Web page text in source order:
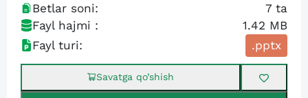
Betlar soni: 7 ta
Fayl hajmi :
1.42 MB
Fayl turi:
.pptx
Savatga qo’shish